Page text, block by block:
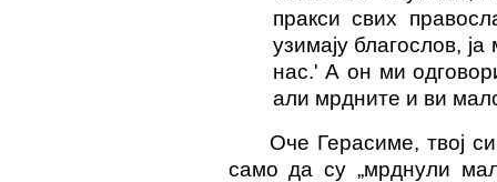
пракси свих
узимају благослов,
нас.' А он ми
али мрдните и ви
Оче Герасиме, твој
само да су „мрднули